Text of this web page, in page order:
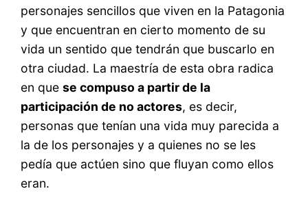
personajes sencillos que viven en la Patagonia
y que encuentran en cierto momento de su
vida un sentido que tendrán que buscarlo en
otra ciudad. La maestría de esta obra radica
en quese compuso a partir de la
participación de no actores, es decir,
personas que tenían una vida muy parecida a
la de los personajes y a quienes no se les
pedía que actúen sino que fluyan como ellos
eran.